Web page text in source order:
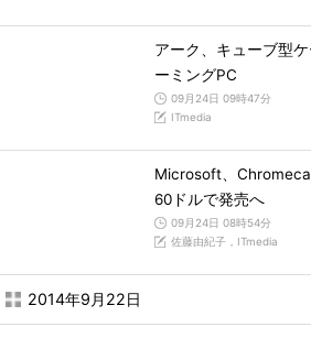
アーク、キューブ型
ーミングPC
09月24日 09時47分
ITmedia
Microsoft、
60ドルで発売へ
09月24日 08時54分
佐藤由紀子，ITmedia
2014年9月22日